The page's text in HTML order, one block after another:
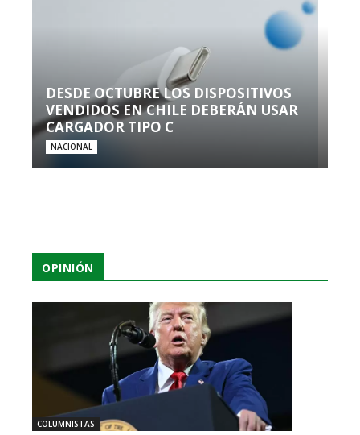
DESDE OCTUBRE LOS DISPOSITIVOS
VENDIDOS EN CHILE DEBERÁN USAR
CARGADOR TIPO C
NACIONAL
OPINIÓN
COLUMNISTAS